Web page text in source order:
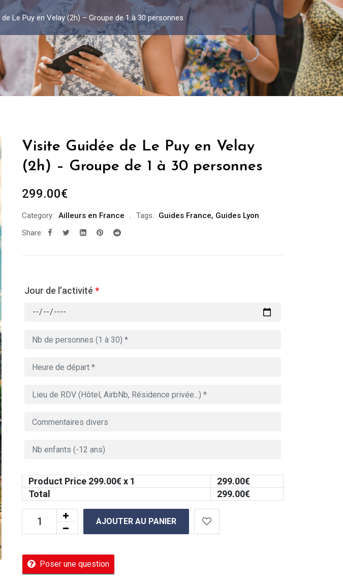
Le Puy en Velay (2h) – Groupe de 1 à 30 personnes
Visite Guidée de Le Puy en Velay
(2h) – Groupe de 1 à 30 personnes
299.00€
Category: Ailleurs en France Tags: Guides France, Guides Lyon
Share:
Jour de l’activité *
Product Price 299.00€ x 1 299.00€
Total
299.00€
AJOUTER AU PANIER
Poser une question